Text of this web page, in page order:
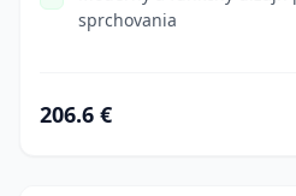
sprchovania
206.6 €